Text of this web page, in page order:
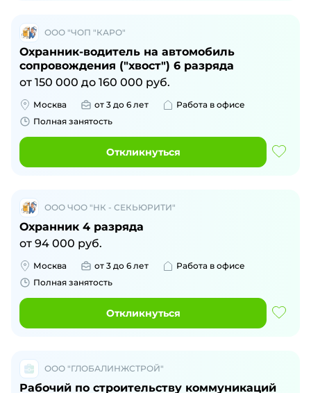
ООО "ЧОП "КАРО"
Охранник-водитель на автомобиль
сопровождения ("хвост") 6 разряда
от 150 000 до 160 000 руб.
Москва от 3 до 6 лет
Работа в офисе
Полная занятость
Откликнуться
ООО ЧОО "НК - СЕКЬЮРИТИ"
Охранник 4 разряда
от 94 000 руб.
Москва от 3 до 6 лет
Работа в офисе
Полная занятость
Откликнуться
ООО "ГЛОБАЛИНЖСТРОЙ"
Рабочий по строительству коммуникаций